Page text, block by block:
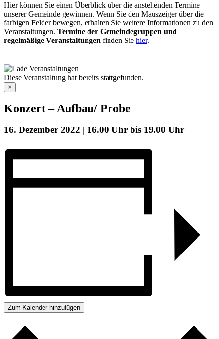
Hier können Sie einen Überblick über die anstehenden Termine
unserer Gemeinde gewinnen. Wenn Sie den Mauszeiger über die
farbigen Felder bewegen, erhalten Sie weitere Informationen zu den
Veranstaltungen. Termine der Gemeindegruppen und
regelmäßige Veranstaltungen finden Sie hier.
Diese Veranstaltung hat bereits stattgefunden.
×
Konzert – Aufbau/ Probe
16. Dezember 2022 | 16.00 Uhr bis 19.00 Uhr
Zum Kalender hinzufügen